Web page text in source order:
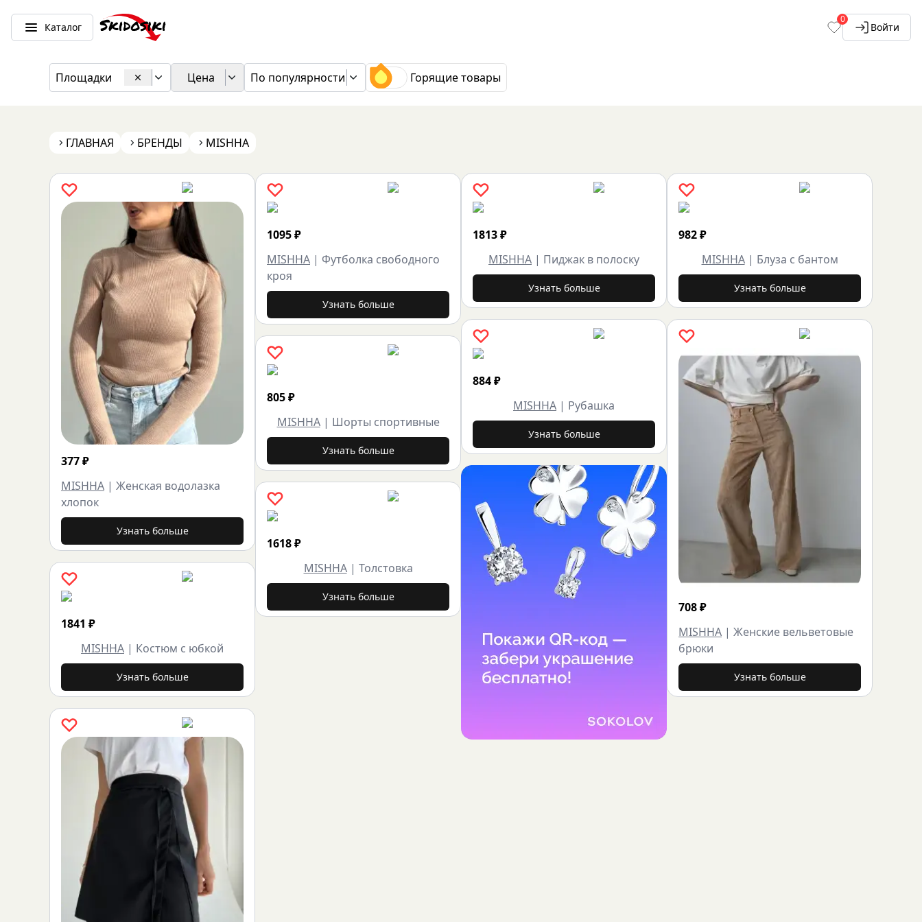
Каталог
0
Войти
Площадки Цена По популярности Горящие товары
ГЛАВНАЯ БРЕНДЫ MISHHA
377₽
MISHHA | Женская водолазка
хлопок
Узнать больше
1841 ₽
MISHHA | Костюм с юбкой
Узнать больше
1095₽
MISHHA | Футболка свободного
кроя
Узнать больше
805₽
MISHHA| Шорты спортивные
Узнать больше
1618₽
MISHHA| Толстовка
Узнать больше
1813₽
MISHHA | Пиджак в полоску
Узнать больше
884₽
MISHHA | Рубашка
Узнать больше
982₽
MISHHA| Блуза с бантом
Узнать больше
708₽
MISHHA | Женские вельветовые
брюки
Узнать больше